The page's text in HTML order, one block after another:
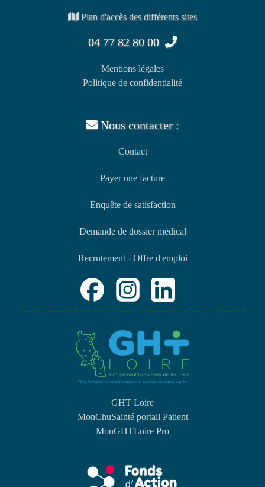
Plan d'accès des différents sites
04 77 82 80 00
Mentions légales
Politique de confidentialité
Nous contacter :
Contact
Payer une facture
Enquête de satisfaction
Demande de dossier médical
Recrutement - Offre d'emploi
GHT Loire
MonChuSainté portail Patient
MonGHTLoire Pro